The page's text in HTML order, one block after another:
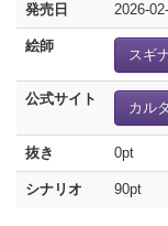
発売日 2026-
絵師
スギ
公式サイト
カル
抜き 0pt
シナリオ 90pt